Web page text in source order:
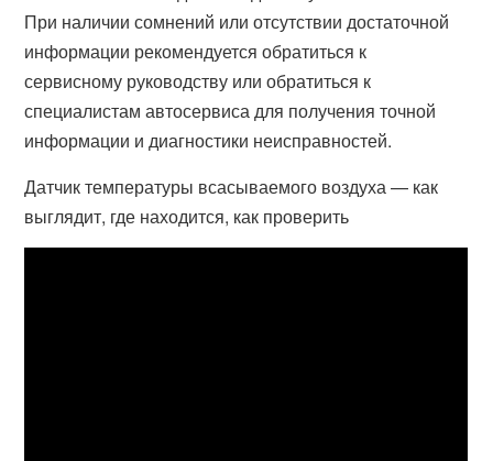
При наличии сомнений или отсутствии достаточной
информации рекомендуется обратиться к
сервисному руководству или обратиться к
специалистам автосервиса для получения точной
информации и диагностики неисправностей.
Датчик температуры всасываемого воздуха — как
выглядит, где находится, как проверить